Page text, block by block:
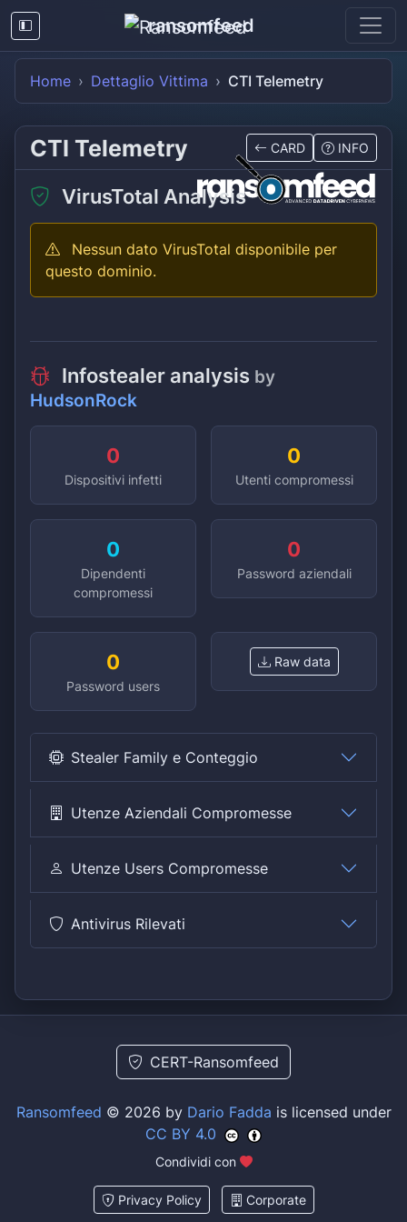
ransomfeed
Home Dettaglio Vittima CTI Telemetry
CTI Telemetry CARD INFO
VirusTotal Analysis
Nessun dato VirusTotal disponibile per
questo dominio.
Infostealer analysis by
HudsonRock
0
Dispositivi infetti
0
Utenti compromessi
0
Dipendenti
compromessi
0
Password aziendali
0
Password users
Raw data
Stealer Family e Conteggio
Utenze Aziendali Compromesse
Utenze Users Compromesse
Antivirus Rilevati
CERT-Ransomfeed
Ransomfeed © 2026 by Dario Fadda is licensed under
CC BY 4.0
Condividi con
Privacy Policy Corporate